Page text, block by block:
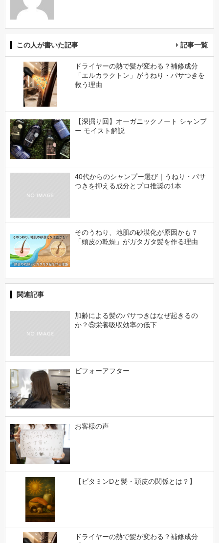
この人が書いた記事 記事一覧
ドライヤーの熱で髪が変わる？補修成分
「エルカラクトン」がうねり・パサつきを
救う理由
【深掘り回】オーガニックノート シャンプ
ー モイスト解説
40代からのシャンプー選び｜うねり・パサ
つきを抑える成分とプロ推奨の1本
そのうねり、地肌の砂漠化が原因かも？
「頭皮の乾燥」がガタガタ髪を作る理由
関連記事
加齢による髪のパサつきはなぜ起きるの
か？⑤栄養吸収効率の低下
ビフォーアフター
お客様の声
【ビタミンDと髪・頭皮の関係とは？】
ドライヤーの熱で髪が変わる？補修成分